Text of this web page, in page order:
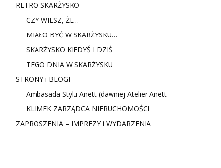
RETRO SKARŻYSKO
CZY WIESZ, ŻE…
MIAŁO BYĆ W SKARŻYSKU…
SKARŻYSKO KIEDYŚ I DZIŚ
TEGO DNIA W SKARŻYSKU
STRONY i BLOGI
Ambasada Stylu Anett (dawniej Atelier Anett
KLIMEK ZARZĄDCA NIERUCHOMOŚCI
ZAPROSZENIA – IMPREZY i WYDARZENIA